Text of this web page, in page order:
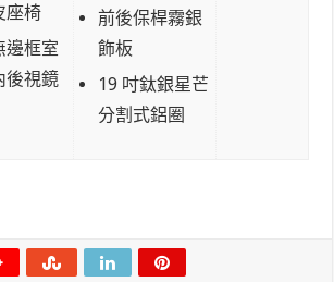
座椅
邊框室
後視鏡
前後保桿霧銀
飾板
19 吋鈦銀星芒
分割式鋁圈